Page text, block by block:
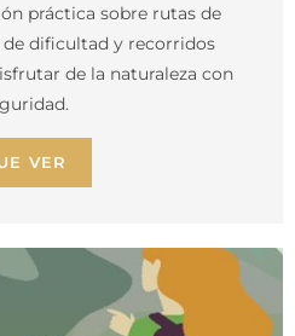
práctica sobre rutas de
de dificultad y recorridos
de la naturaleza con
VER